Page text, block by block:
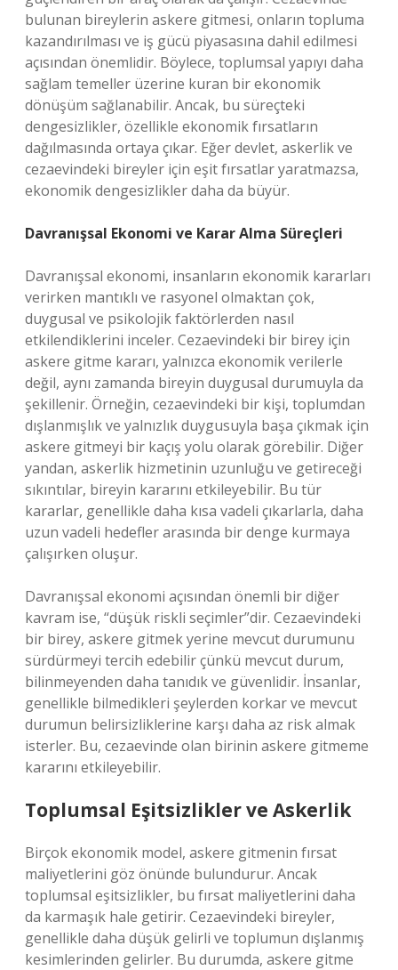
bulunan bireylerin askere gitmesi, onların topluma
kazandırılması ve iş gücü piyasasına dahil edilmesi
açısından önemlidir. Böylece, toplumsal yapıyı daha
sağlam temeller üzerine kuran bir ekonomik
dönüşüm sağlanabilir. Ancak, bu süreçteki
dengesizlikler, özellikle ekonomik fırsatların
dağılmasında ortaya çıkar. Eğer devlet, askerlik ve
cezaevindeki bireyler için eşit fırsatlar yaratmazsa,
ekonomik dengesizlikler daha da büyür.
Davranışsal Ekonomi ve Karar Alma Süreçleri
Davranışsal ekonomi, insanların ekonomik kararları
verirken mantıklı ve rasyonel olmaktan çok,
duygusal ve psikolojik faktörlerden nasıl
etkilendiklerini inceler. Cezaevindeki bir birey için
askere gitme kararı, yalnızca ekonomik verilerle
değil, aynı zamanda bireyin duygusal durumuyla da
şekillenir. Örneğin, cezaevindeki bir kişi, toplumdan
dışlanmışlık ve yalnızlık duygusuyla başa çıkmak için
askere gitmeyi bir kaçış yolu olarak görebilir. Diğer
yandan, askerlik hizmetinin uzunluğu ve getireceği
sıkıntılar, bireyin kararını etkileyebilir. Bu tür
kararlar, genellikle daha kısa vadeli çıkarlarla, daha
uzun vadeli hedefler arasında bir denge kurmaya
çalışırken oluşur.
Davranışsal ekonomi açısından önemli bir diğer
kavram ise, “düşük riskli seçimler”dir. Cezaevindeki
bir birey, askere gitmek yerine mevcut durumunu
sürdürmeyi tercih edebilir çünkü mevcut durum,
bilinmeyenden daha tanıdık ve güvenlidir. İnsanlar,
genellikle bilmedikleri şeylerden korkar ve mevcut
durumun belirsizliklerine karşı daha az risk almak
isterler. Bu, cezaevinde olan birinin askere gitmeme
kararını etkileyebilir.
Toplumsal Eşitsizlikler ve Askerlik
Birçok ekonomik model, askere gitmenin fırsat
maliyetlerini göz önünde bulundurur. Ancak
toplumsal eşitsizlikler, bu fırsat maliyetlerini daha
da karmaşık hale getirir. Cezaevindeki bireyler,
genellikle daha düşük gelirli ve toplumun dışlanmış
kesimlerinden gelirler. Bu durumda, askere gitme